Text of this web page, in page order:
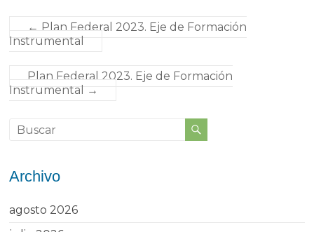
← Plan Federal 2023. Eje de Formación
Instrumental
Plan Federal 2023. Eje de Formación
Instrumental
→
Archivo
agosto 2026